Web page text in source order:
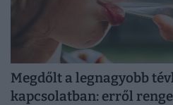
Megdőlt a legnagyobb
kapcsolatban: erről